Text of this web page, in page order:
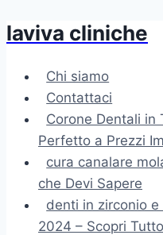
Salta
contenuto
laviva cliniche
Chi siamo
Contattaci
Corone Dentali in
Perfetto a Prezzi
cura canalare
che Devi Sapere
denti in zirconio
2024 – Scopri